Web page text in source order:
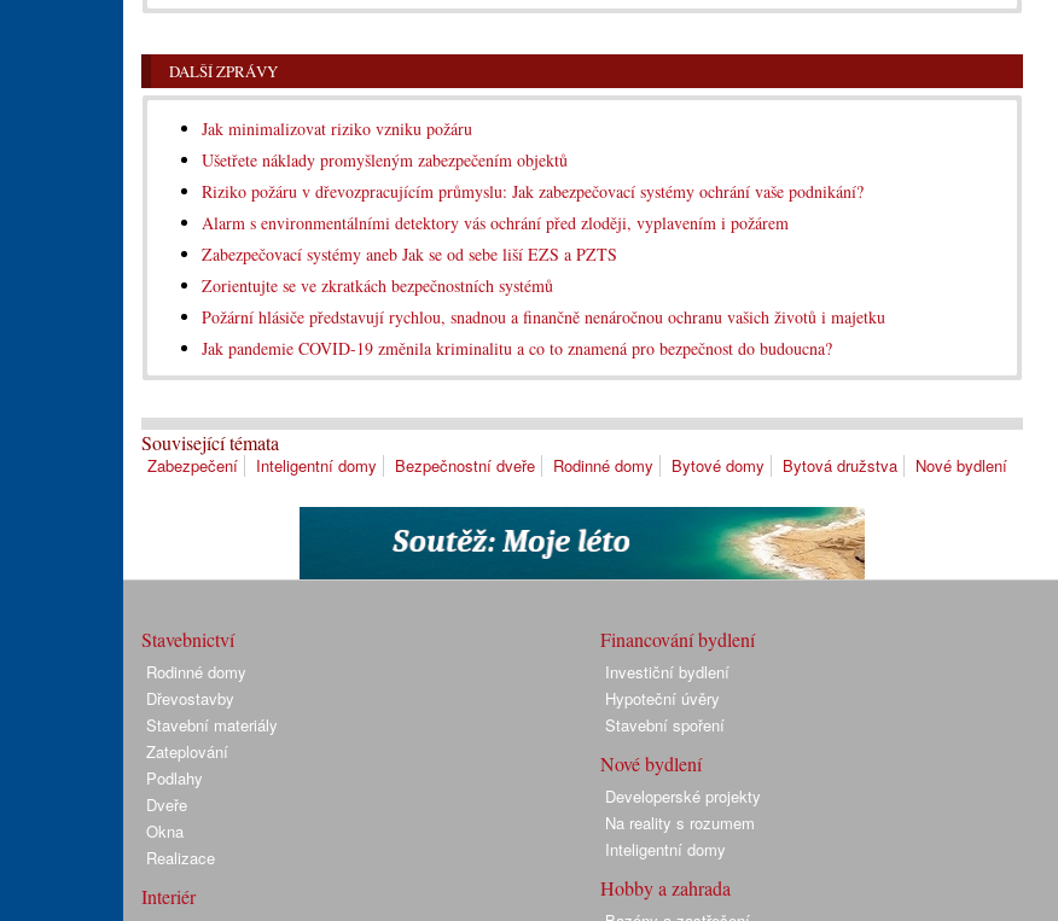
DALŠÍ ZPRÁVY
Jak minimalizovat riziko vzniku požáru
Ušetřete náklady promyšleným zabezpečením objektů
Riziko požáru v dřevozpracujícím průmyslu: Jak zabezpečovací systémy ochrání vaše podnikání?
Alarm s environmentálními detektory vás ochrání před zloději, vyplavením i požárem
Zabezpečovací systémy aneb Jak se od sebe liší EZS a PZTS
Zorientujte se ve zkratkách bezpečnostních systémů
Požární hlásiče představují rychlou, snadnou a finančně nenáročnou ochranu vašich životů i majetku
Jak pandemie COVID-19 změnila kriminalitu a co to znamená pro bezpečnost do budoucna?
Související témata
Zabezpečení Inteligentní domy Bezpečnostní dveře Rodinné domy Bytové domy Bytová družstva Nové bydlení
Stavebnictví
Rodinné domy
Dřevostavby
Stavební materiály
Zateplování
Podlahy
Dveře
Okna
Realizace
Interiér
Financování bydlení
Investiční bydlení
Hypoteční úvěry
Stavební spoření
Nové bydlení
Developerské projekty
Na reality s rozumem
Inteligentní domy
Hobby a zahrada